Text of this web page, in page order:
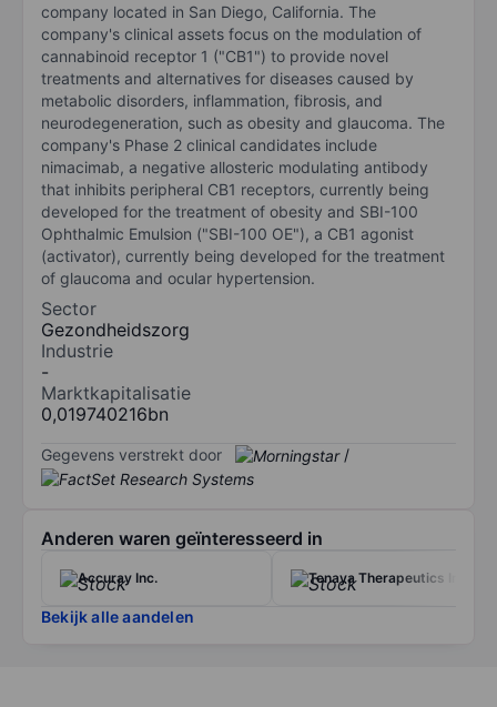
company located in San Diego, California. The
company's clinical assets focus on the modulation of
cannabinoid receptor 1 ("CB1") to provide novel
treatments and alternatives for diseases caused by
metabolic disorders, inflammation, fibrosis, and
neurodegeneration, such as obesity and glaucoma. The
company's Phase 2 clinical candidates include
nimacimab, a negative allosteric modulating antibody
that inhibits peripheral CB1 receptors, currently being
developed for the treatment of obesity and SBI-100
Ophthalmic Emulsion ("SBI-100 OE"), a CB1 agonist
(activator), currently being developed for the treatment
of glaucoma and ocular hypertension.
Sector
Gezondheidszorg
Industrie
-
Marktkapitalisatie
0,019740216bn
Gegevens verstrekt door /
Anderen waren geïnteresseerd in
Accuray Inc. Tenaya Therapeutics Inc
Bekijk alle aandelen